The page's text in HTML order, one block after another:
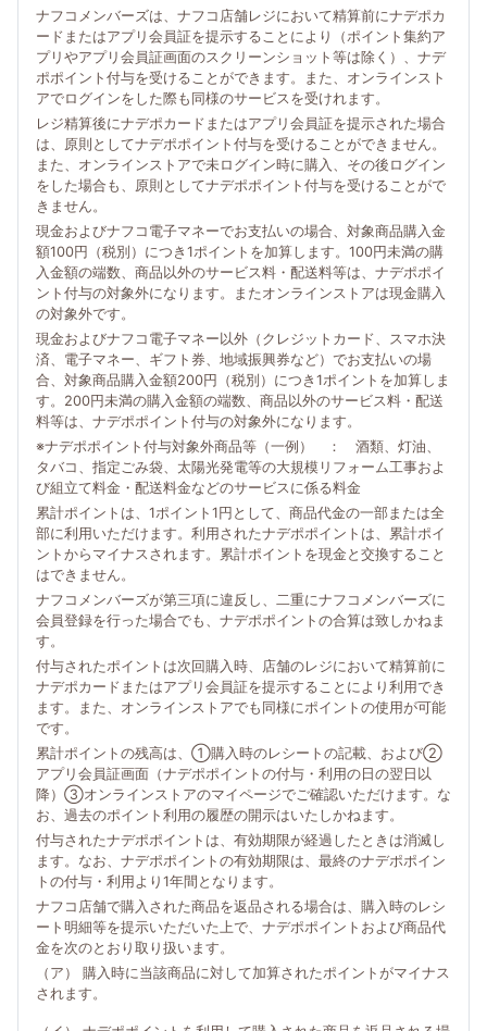
ナフコメンバーズは、ナフコ店舗レジにおいて精算前にナデポカ
ードまたはアプリ会員証を提示することにより（ポイント集約ア
プリやアプリ会員証画面のスクリーンショット等は除く）、ナデ
ポポイント付与を受けることができます。また、オンラインスト
アでログインをした際も同様のサービスを受けれます。
レジ精算後にナデポカードまたはアプリ会員証を提示された場合
は、原則としてナデポポイント付与を受けることができません。
また、オンラインストアで未ログイン時に購入、その後ログイン
をした場合も、原則としてナデポポイント付与を受けることがで
きません。
現金およびナフコ電子マネーでお支払いの場合、対象商品購入金
額100円（税別）につき1ポイントを加算します。100円未満の購
入金額の端数、商品以外のサービス料・配送料等は、ナデポポイ
ント付与の対象外になります。またオンラインストアは現金購入
の対象外です。
現金およびナフコ電子マネー以外（クレジットカード、スマホ決
済、電子マネー、ギフト券、地域振興券など）でお支払いの場
合、対象商品購入金額200円（税別）につき1ポイントを加算しま
す。200円未満の購入金額の端数、商品以外のサービス料・配送
料等は、ナデポポイント付与の対象外になります。
※ナデポポイント付与対象外商品等（一例） ： 酒類、灯油、
タバコ、指定ごみ袋、太陽光発電等の大規模リフォーム工事およ
び組立て料金・配送料金などのサービスに係る料金
累計ポイントは、1ポイント1円として、商品代金の一部または全
部に利用いただけます。利用されたナデポポイントは、累計ポイ
ントからマイナスされます。累計ポイントを現金と交換すること
はできません。
ナフコメンバーズが第三項に違反し、二重にナフコメンバーズに
会員登録を行った場合でも、ナデポポイントの合算は致しかねま
す。
付与されたポイントは次回購入時、店舗のレジにおいて精算前に
ナデポカードまたはアプリ会員証を提示することにより利用でき
ます。また、オンラインストアでも同様にポイントの使用が可能
です。
累計ポイントの残高は、①購入時のレシートの記載、および②
アプリ会員証画面（ナデポポイントの付与・利用の日の翌日以
降）③オンラインストアのマイページでご確認いただけます。な
お、過去のポイント利用の履歴の開示はいたしかねます。
付与されたナデポポイントは、有効期限が経過したときは消滅し
ます。なお、ナデポポイントの有効期限は、最終のナデポポイン
トの付与・利用より1年間となります。
ナフコ店舗で購入された商品を返品される場合は、購入時のレシ
ート明細等を提示いただいた上で、ナデポポイントおよび商品代
金を次のとおり取り扱います。
（ア） 購入時に当該商品に対して加算されたポイントがマイナス
されます。